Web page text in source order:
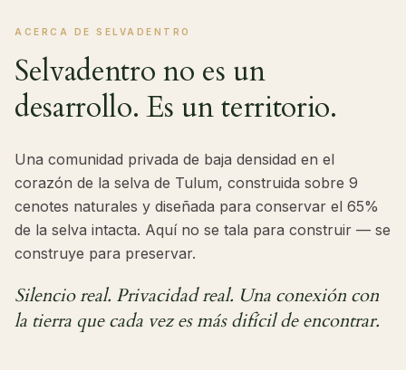
ACERCA DE SELVADENTRO
Selvadentro no es un
desarrollo. Es un territorio.
Una comunidad privada de baja densidad en el
corazón de la selva de Tulum, construida sobre 9
cenotes naturales y diseñada para conservar el 65%
de la selva intacta. Aquí no se tala para construir — se
construye para preservar.
Silencio real. Privacidad real. Una conexión con
la tierra que cada vez es más difícil de encontrar.